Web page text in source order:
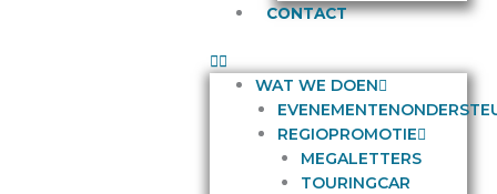
CONTACT
WAT WE DOEN
REGIOPROMOTIE
MEGALETTERS
TOURINGCAR